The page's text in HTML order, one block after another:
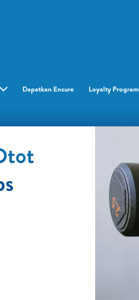
Dapatkan Ensure Loyalty Program​